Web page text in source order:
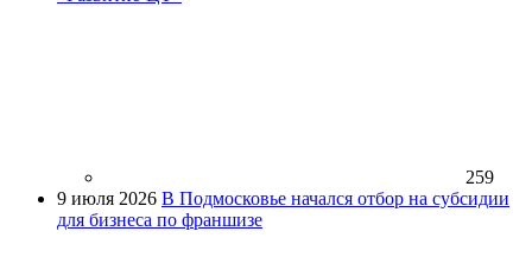
259
9 июля 2026 В Подмосковье начался отбор на субсидии
для бизнеса по франшизе